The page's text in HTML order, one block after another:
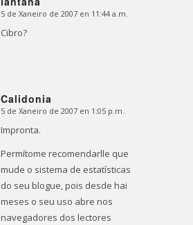
Dice:
5 de Xaneiro de 2007 en 11:44 a.m.
Cibro?
Calidonia
Dice:
5 de Xaneiro de 2007 en 1:05 p.m.
Impronta.
Permítome recomendarlle que
mude o sistema de estatísticas
do seu blogue, pois desde hai
meses o seu uso abre nos
navegadores dos lectores